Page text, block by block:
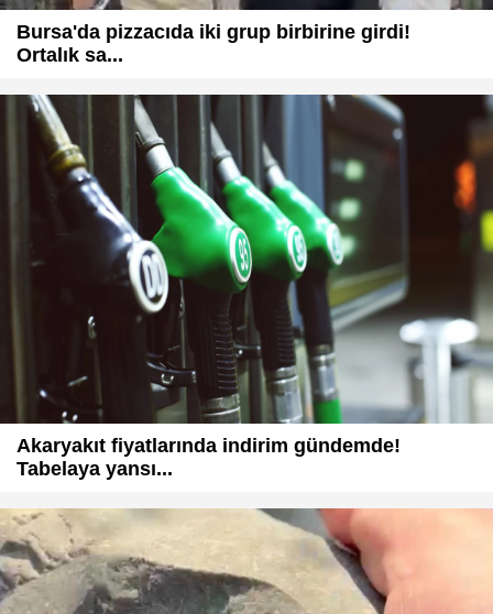
Bursa'da pizzacıda iki grup birbirine girdi!
Ortalık sa...
Akaryakıt fiyatlarında indirim gündemde!
Tabelaya yansı...